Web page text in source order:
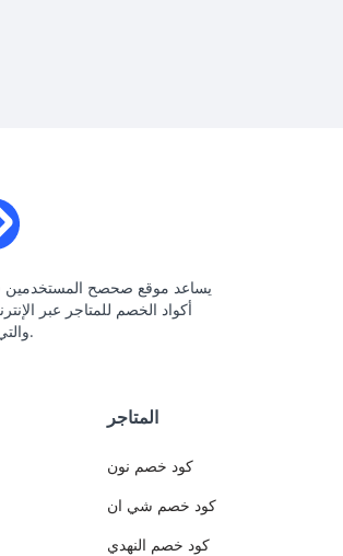
يساعد موقع صحصح المستخدمين
أكواد الخصم للمتاجر عبر
والتي يتم تحديثها باستمرار.
المتاجر
كود خصم نون
كود خصم شي ان
كود خصم النهدي